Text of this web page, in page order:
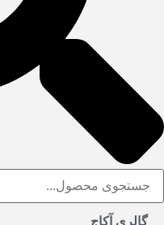
گالری آکاج